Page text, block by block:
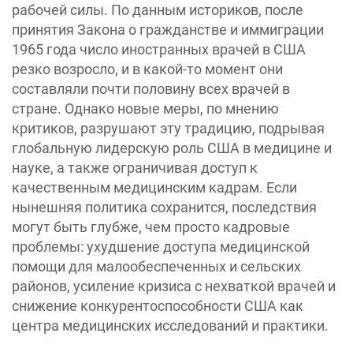
рабочей силы. По данным историков, после
принятия Закона о гражданстве и иммиграции
1965 года число иностранных врачей в США
резко возросло, и в какой-то момент они
составляли почти половину всех врачей в
стране. Однако новые меры, по мнению
критиков, разрушают эту традицию, подрывая
глобальную лидерскую роль США в медицине и
науке, а также ограничивая доступ к
качественным медицинским кадрам. Если
нынешняя политика сохранится, последствия
могут быть глубже, чем просто кадровые
проблемы: ухудшение доступа медицинской
помощи для малообеспеченных и сельских
районов, усиление кризиса с нехваткой врачей и
снижение конкурентоспособности США как
центра медицинских исследований и практики.